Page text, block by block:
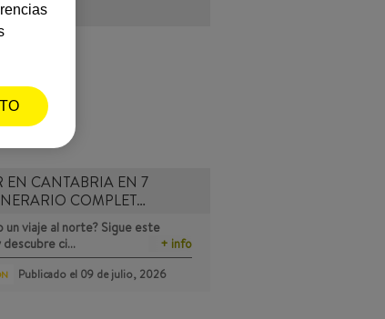
EN CANTABRIA EN 7
COMPLET…
un viaje al norte? Sigue este
ci…
+ info
Publicado el 09 de julio, 2026